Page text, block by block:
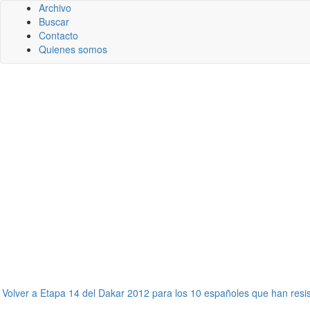
Archivo
Buscar
Contacto
Quienes somos
Volver a Etapa 14 del Dakar 2012 para los 10 españoles que han